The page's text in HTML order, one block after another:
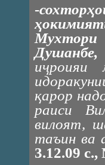
-
Мухтори
қарор
раиси
вилоят,
таъин ва
3.12.09 с.,